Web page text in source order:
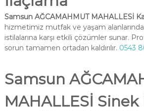
Samsun AĞCAMAHMUT MAHALLESİ
hizmetimiz mutfak ve yaşam
istilalarına karşı etkili çözümler sunar.
sorun tamamen ortadan kaldırılır. 0543
Samsun
MAHALLESİ